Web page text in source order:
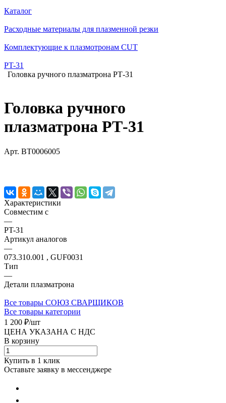
Каталог
Расходные материалы для плазменной резки
Комплектующие к плазмотронам CUT
PT-31
Головка ручного плазматрона РТ-31
Головка ручного
плазматрона РТ-31
Арт. BT0006005
Характеристики
Совместим с
—
PT-31
Артикул аналогов
—
073.310.001 , GUF0031
Тип
—
Детали плазматрона
Все товары СОЮЗ СВАРЩИКОВ
Все товары категории
1 200 ₽/шт
ЦЕНА УКАЗАНА С НДС
В корзину
Купить в 1 клик
Оставьте заявку в мессенджере